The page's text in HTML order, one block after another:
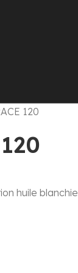
120
huile blanchie